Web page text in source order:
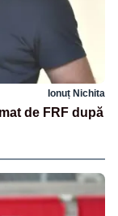
Ionuț Nichita
de FRF după